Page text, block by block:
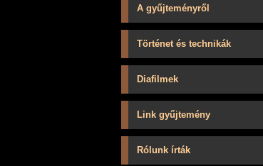
A gyűjteményről
Történet és technikák
Diafilmek
Link gyűjtemény
Rólunk írták